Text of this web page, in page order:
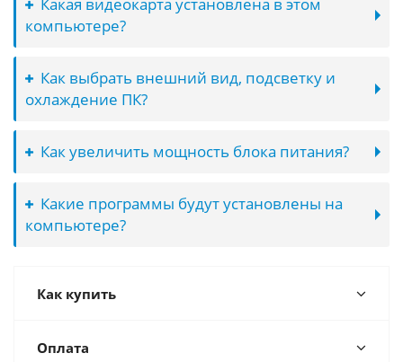
компьютере?
Как выбрать внешний вид, подсветку и
охлаждение ПК?
Как увеличить мощность блока питания?
Какие программы будут установлены на
компьютере?
Как купить
Оплата